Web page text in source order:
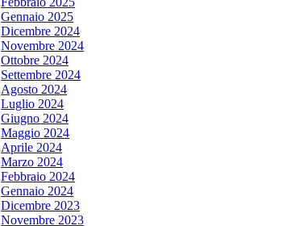
Gennaio 2025
Dicembre 2024
Novembre 2024
Ottobre 2024
Settembre 2024
Agosto 2024
Luglio 2024
Giugno 2024
Maggio 2024
Aprile 2024
Marzo 2024
Febbraio 2024
Gennaio 2024
Dicembre 2023
Novembre 2023